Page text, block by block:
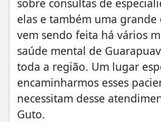
sobre consultas de
elas e também uma grande
vem sendo feita há vários
saúde mental de
toda a região. Um lugar
encaminharmos esses
necessitam desse
Guto.